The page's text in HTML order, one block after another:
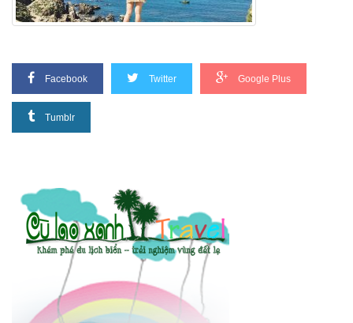
Facebook Twitter Google Plus
Tumblr